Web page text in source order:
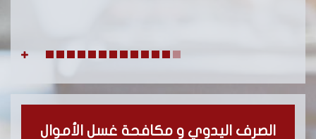
الصرف اليدوي و مكافحة غسل الأموال